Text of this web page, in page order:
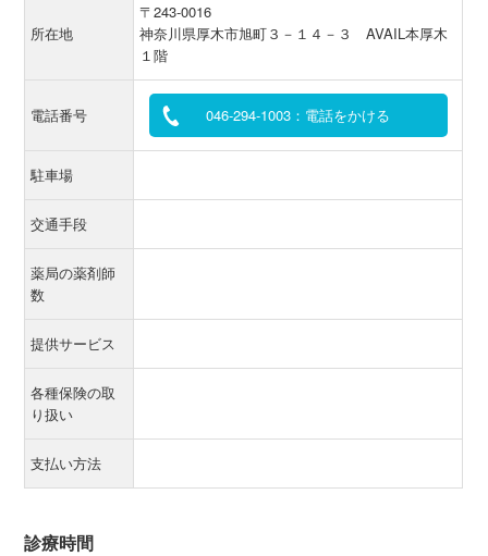
所在地
〒243-0016
神奈川県厚木市旭町３－１４－３ AVAIL本厚木
１階
電話番号 046-294-1003：電話をかける
駐車場
交通手段
薬局の薬剤師
数
提供サービス
各種保険の取
り扱い
支払い方法
診療時間